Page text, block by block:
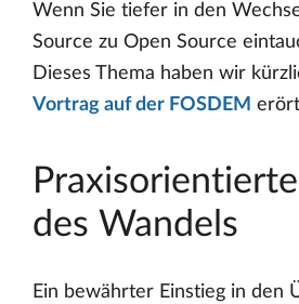
Wenn Sie tiefer in den
Source zu Open Source
Dieses Thema haben wir
Vortrag auf der FOSDEM
des Wandels
Ein bewährter Einstieg in den